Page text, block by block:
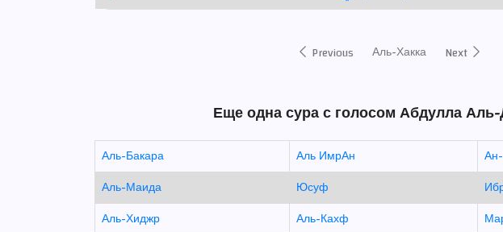
Previous Аль-Хакка Next
Еще одна сура с голосом Абдулла
Аль-Бакара Аль ИмрАн
Аль-Маида
Юсуф
Аль-Хиджр
Аль-Кахф